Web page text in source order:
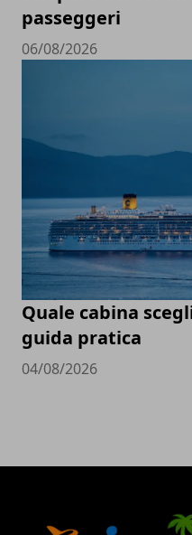
passeggeri
06/08/2026
Quale cabina
guida pratica
04/08/2026